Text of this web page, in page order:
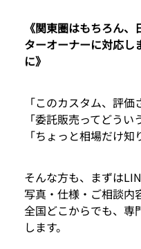
《関東圏はもちろん
ターオーナーに対応し
に》
「このカスタム、評価
「委託販売ってどうい
「ちょっと相場だけ知
そんな方も、まずは
写真・仕様・ご相談内
全国どこからでも、専
します。